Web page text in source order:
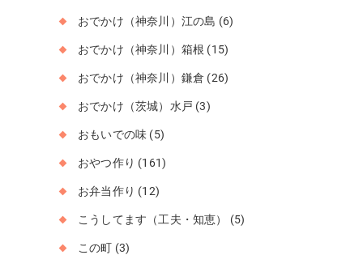
おでかけ（神奈川）江の島 (6)
おでかけ（神奈川）箱根 (15)
おでかけ（神奈川）鎌倉 (26)
おでかけ（茨城）水戸 (3)
おもいでの味 (5)
おやつ作り (161)
お弁当作り (12)
こうしてます（工夫・知恵） (5)
この町 (3)